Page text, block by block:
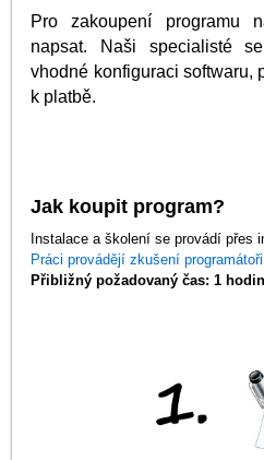
Pro zakoupení programu
napsat. Naši specialisté
vhodné konfiguraci softwaru,
k platbě.
Jak koupit program?
Instalace a školení se provádí přes
Práci provádějí zkušení programátoři
Přibližný požadovaný čas: 1